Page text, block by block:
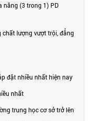
năng (3 trong 1) PD
chất lượng vượt trội, đẳng
đặt nhiều nhất hiện nay
nhất
trung học cơ sở trở lên